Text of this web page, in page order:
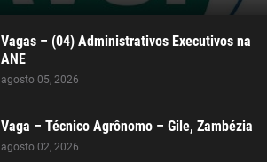
Vagas – (04) Administrativos Executivos na
ANE
agosto 05, 2026
Vaga – Técnico Agrônomo – Gile, Zambézia
agosto 02, 2026